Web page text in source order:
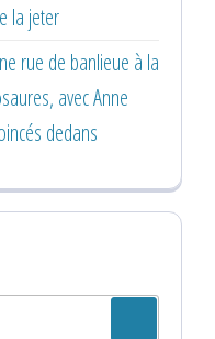
la jeter
rue de banlieue à la
avec Anne
dedans